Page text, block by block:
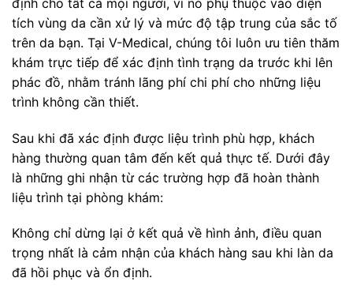
tích vùng da cần xử lý và mức độ tập trung của sắc tố
trên da bạn. Tại V-Medical, chúng tôi luôn ưu tiên thăm
khám trực tiếp để xác định tình trạng da trước khi lên
phác đồ, nhằm tránh lãng phí chi phí cho những liệu
trình không cần thiết.
Sau khi đã xác định được liệu trình phù hợp, khách
hàng thường quan tâm đến kết quả thực tế. Dưới đây
là những ghi nhận từ các trường hợp đã hoàn thành
liệu trình tại phòng khám:
Không chỉ dừng lại ở kết quả về hình ảnh, điều quan
trọng nhất là cảm nhận của khách hàng sau khi làn da
đã hồi phục và ổn định.